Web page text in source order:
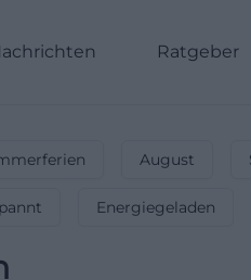
Ratgeber
August
Energiegeladen